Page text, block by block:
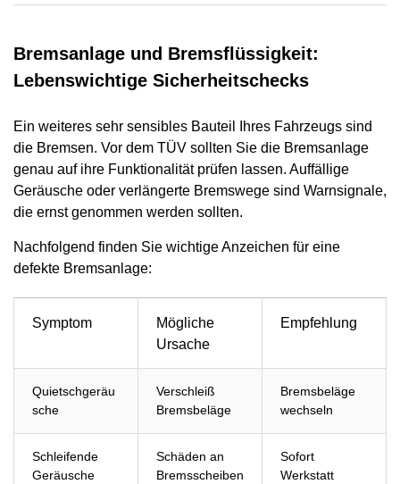
Bremsanlage und Bremsflüssigkeit:
Lebenswichtige Sicherheitschecks
Ein weiteres sehr sensibles Bauteil Ihres Fahrzeugs sind
die Bremsen. Vor dem TÜV sollten Sie die Bremsanlage
genau auf ihre Funktionalität prüfen lassen. Auffällige
Geräusche oder verlängerte Bremswege sind Warnsignale,
die ernst genommen werden sollten.
Nachfolgend finden Sie wichtige Anzeichen für eine
defekte Bremsanlage:
Symptom
Mögliche
Ursache
Empfehlung
Quietschgeräu
sche
Verschleiß
Bremsbeläge
Bremsbeläge
wechseln
Schleifende
Geräusche
Schäden an
Bremsscheiben
Sofort
Werkstatt